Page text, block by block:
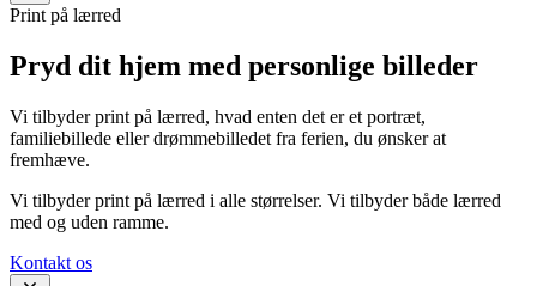
Print på lærred
Pryd dit hjem med personlige billeder
Vi tilbyder print på lærred, hvad enten det er et portræt,
familiebillede eller drømmebilledet fra ferien, du ønsker at
fremhæve.
Vi tilbyder print på lærred i alle størrelser. Vi tilbyder både lærred
med og uden ramme.
Kontakt os